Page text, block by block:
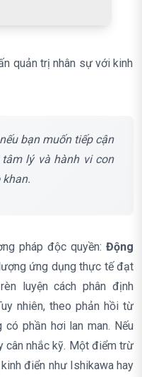
quản trị nhân sự với kinh
bạn muốn tiếp cận
lý và hành vi con
pháp độc quyền: Động
ứng dụng thực tế đạt
luyện cách phân định
nhiên, theo phản hồi từ
phần hơi lan man. Nếu
cân nhắc kỹ. Một điểm trừ
điển như Ishikawa hay